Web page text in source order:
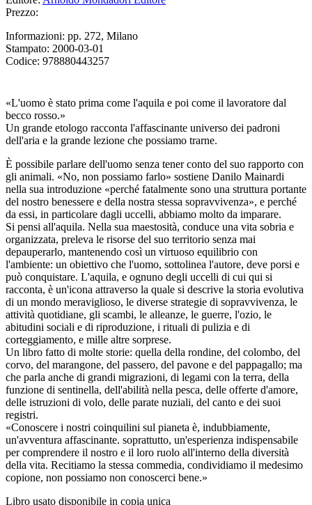
Prezzo:
Informazioni: pp. 272, Milano
Stampato: 2000-03-01
Codice: 978880443257
«L'uomo è stato prima come l'aquila e poi come il lavoratore dal
becco rosso.»
Un grande etologo racconta l'affascinante universo dei padroni
dell'aria e la grande lezione che possiamo trarne.
È possibile parlare dell'uomo senza tener conto del suo rapporto con
gli animali. «No, non possiamo farlo» sostiene Danilo Mainardi
nella sua introduzione «perché fatalmente sono una struttura portante
del nostro benessere e della nostra stessa sopravvivenza», e perché
da essi, in particolare dagli uccelli, abbiamo molto da imparare.
Si pensi all'aquila. Nella sua maestosità, conduce una vita sobria e
organizzata, preleva le risorse del suo territorio senza mai
depauperarlo, mantenendo così un virtuoso equilibrio con
l'ambiente: un obiettivo che l'uomo, sottolinea l'autore, deve porsi e
può conquistare. L'aquila, e ognuno degli uccelli di cui qui si
racconta, è un'icona attraverso la quale si descrive la storia evolutiva
di un mondo meraviglioso, le diverse strategie di sopravvivenza, le
attività quotidiane, gli scambi, le alleanze, le guerre, l'ozio, le
abitudini sociali e di riproduzione, i rituali di pulizia e di
corteggiamento, e mille altre sorprese.
Un libro fatto di molte storie: quella della rondine, del colombo, del
corvo, del marangone, del passero, del pavone e del pappagallo; ma
che parla anche di grandi migrazioni, di legami con la terra, della
funzione di sentinella, dell'abilità nella pesca, delle offerte d'amore,
delle istruzioni di volo, delle parate nuziali, del canto e dei suoi
registri.
«Conoscere i nostri coinquilini sul pianeta è, indubbiamente,
un'avventura affascinante. soprattutto, un'esperienza indispensabile
per comprendere il nostro e il loro ruolo all'interno della diversità
della vita. Recitiamo la stessa commedia, condividiamo il medesimo
copione, non possiamo non conoscerci bene.»
Libro usato disponibile in copia unica